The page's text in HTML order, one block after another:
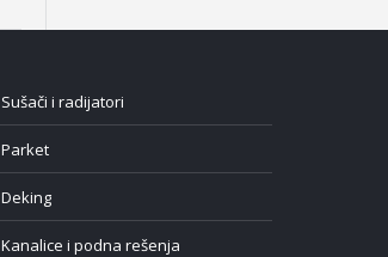
Sušači i radijatori
Parket
Deking
Kanalice i podna rešenja